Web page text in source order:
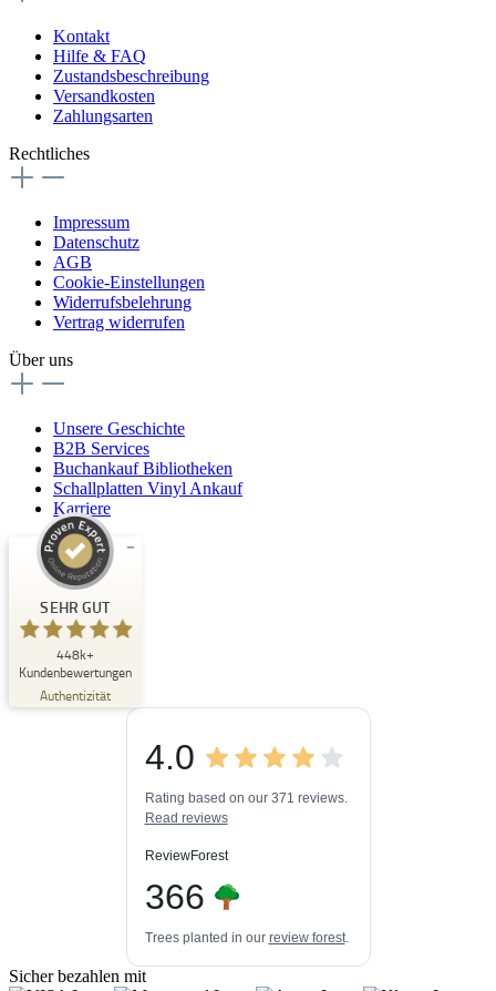
Kontakt
Hilfe & FAQ
Zustandsbeschreibung
Versandkosten
Zahlungsarten
Rechtliches
Impressum
Datenschutz
AGB
Cookie-Einstellungen
Widerrufsbelehrung
Vertrag widerrufen
Über uns
Unsere Geschichte
B2B Services
Buchankauf Bibliotheken
Schallplatten Vinyl Ankauf
Karriere
SEHR GUT
448k+
Kundenbewertungen
Authentizität
Kundenbewertungen und Erfahrungen zu
SEHR GUT
4,84
/
5,00
3
ProvenExpert.com
Blick aufs ProvenExpert-Profil werfen
06.08.2026
4.0
Rating based on our 371 reviews.
Read reviews
ReviewForest
366
Trees planted in our review forest.
Sicher bezahlen mit